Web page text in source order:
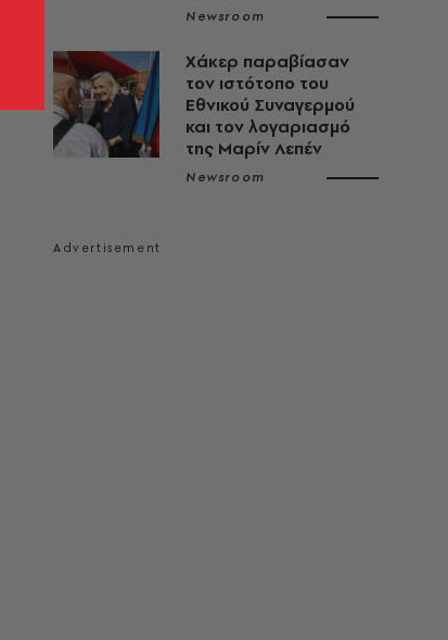
Newsroom
Χάκερ παραβίασαν
τον ιστότοπο του
Εθνικού Συναγερμού
και τον λογαριασμό
της Μαρίν Λεπέν
Newsroom